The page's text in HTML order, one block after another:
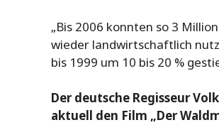
„Bis 2006 konnten so 3
wieder landwirtschaftlich
bis 1999 um 10 bis 20 %
Der deutsche Regisseur
aktuell den Film „Der